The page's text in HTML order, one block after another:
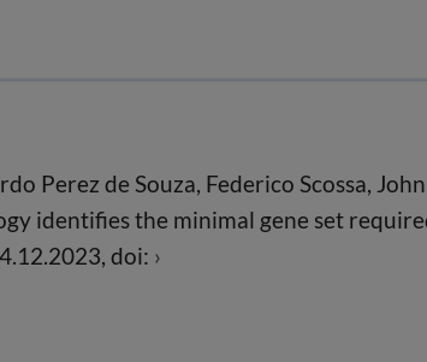
Perez de Souza, Federico Scossa, John
identifies the minimal gene set
doi: